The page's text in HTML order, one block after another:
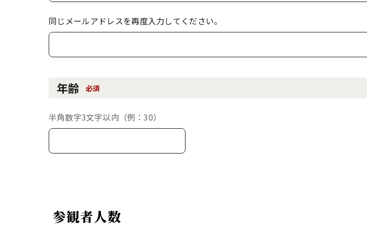
同じメールアドレスを再度入力してください。
年齢 必須
半角数字3文字以内（例：30）
参観者人数